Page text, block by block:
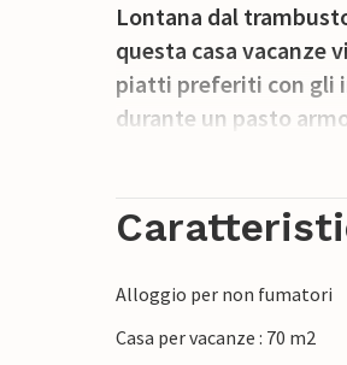
Lontana dal
questa casa vacanze
piatti preferiti con gli
durante un pasto
Nelle giornate di sole,
godetevi i momenti di
Raggiungete in
Alloggio per non fumatori
Casa per vacanze : 70 m2